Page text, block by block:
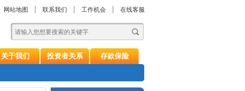
网站地图 联系我们 工作机会 在线客服
关于我们 投资者关系 存款保险